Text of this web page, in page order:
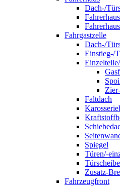
Dach-/
Fahrgastzelle
Dach-/
Einstieg-/
Faltdach
Spiegel
Türen/-
Zusatz-
Fahrzeugfront